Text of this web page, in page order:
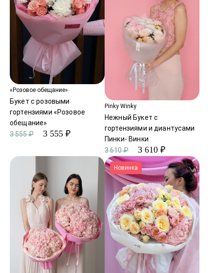
«Розовое обещание»
Букет с розовыми
гортензиями «Розовое
обещание»
3 555 ₽
3 555 ₽
Pinky Winky
Нежный Букет с
гортензиями и диантусами
Пинки- Винки
3 610 ₽
3 610 ₽
Новинка